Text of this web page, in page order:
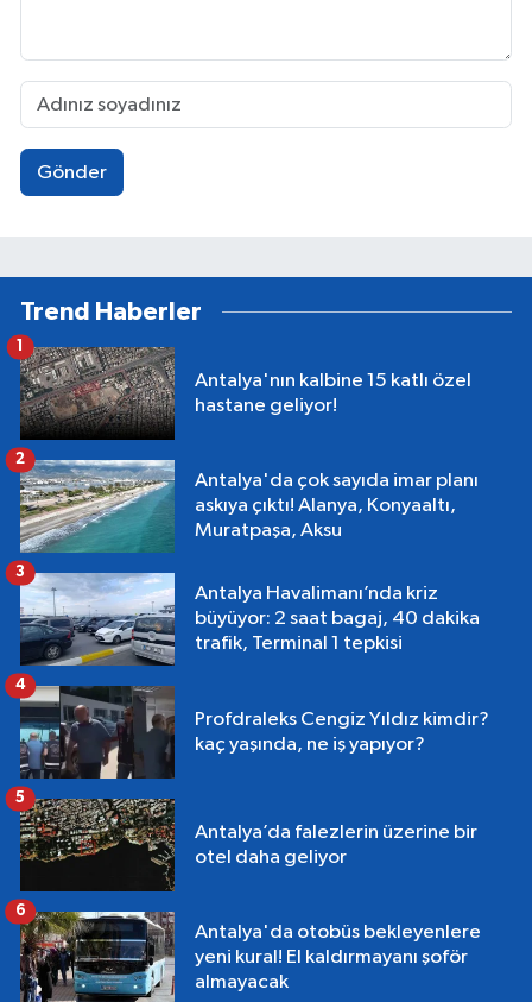
Gönder
Trend Haberler
Antalya'nın kalbine 15 katlı özel
hastane geliyor!
1
Antalya'da çok sayıda imar planı
askıya çıktı! Alanya, Konyaaltı,
Muratpaşa, Aksu
2
Antalya Havalimanı’nda kriz
büyüyor: 2 saat bagaj, 40 dakika
trafik, Terminal 1 tepkisi
3
Profdraleks Cengiz Yıldız kimdir?
kaç yaşında, ne iş yapıyor?
4
Antalya’da falezlerin üzerine bir
otel daha geliyor
5
Antalya'da otobüs bekleyenlere
yeni kural! El kaldırmayanı şoför
almayacak
6